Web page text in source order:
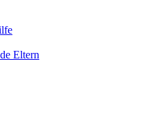
Eltern